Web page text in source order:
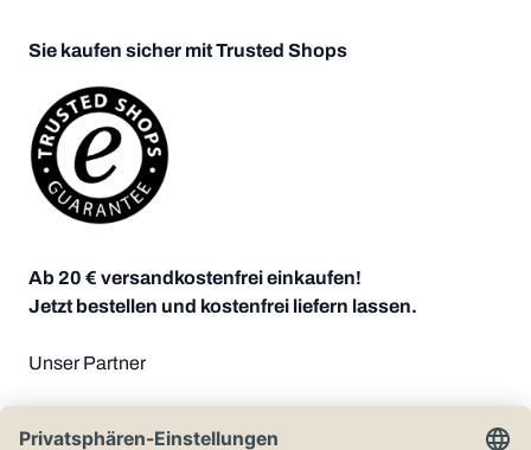
Sie kaufen sicher mit Trusted Shops
Ab 20 € versandkostenfrei einkaufen!
Jetzt bestellen und kostenfrei liefern lassen.
Unser Partner